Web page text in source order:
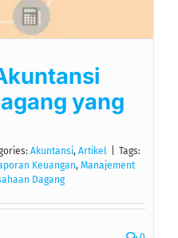
yang
Akuntansi, Artikel
Tags:
Keuangan, Manajement
Dagang